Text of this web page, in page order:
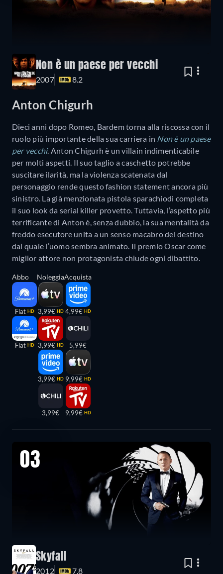
Non è un paese per vecchi
2007 8.2
Anton Chigurh
Dieci anni dopo Romeo, Bardem torna alla riscossa con il
ruolo più importante della sua carriera in Non è un paese
per vecchi. Anton Chigurh è un villain indimenticabile
per molti aspetti. Il suo taglio a caschetto potrebbe
suscitare ilarità, ma la violenza scatenata dal
personaggio rende questo fashion statement ancora più
sinistro. La già menzionata pistola sparachiodi completa
il suo look da serial killer provetto. Tuttavia, l’aspetto più
terrificante di Anton è, senza dubbio, la sua mentalità da
freddo esecutore unita a un senso macabro del destino
dal quale l’uomo sembra animato. Il premio Oscar come
miglior attore non protagonista chiude ogni dibattito.
Abbo
Flat HD
Flat HD
Noleggia
3,99€ HD
3,99€ HD
3,99€ HD
3,99€
Acquista
4,99€ HD
5,99€
9,99€ HD
9,99€ HD
03
Skyfall
2012 7.8